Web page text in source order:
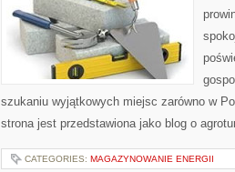
szukaniu wyjątkowych miejsc zarówno w
strona jest przedstawiona jako blog o
CATEGORIES: MAGAZYNOWANIE ENERGII